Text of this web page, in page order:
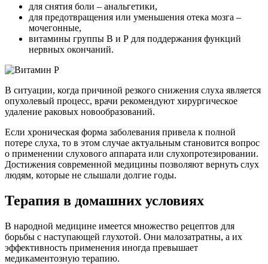
для снятия боли – анальгетики,
для предотвращения или уменьшения отека мозга –
мочегонные,
витамины группы В и Р для поддержания функций
нервных окончаний.
В ситуации, когда причиной резкого снижения слуха является
опухолевый процесс, врачи рекомендуют хирургическое
удаление раковых новообразований.
Если хроническая форма заболевания привела к полной
потере слуха, то в этом случае актуальным становится вопрос
о применении слухового аппарата или слухопротезировании.
Достижения современной медицины позволяют вернуть слух
людям, которые не слышали долгие годы.
Терапия в домашних условиях
В народной медицине имеется множество рецептов для
борьбы с наступающей глухотой. Они малозатратны, а их
эффективность применения иногда превышает
медикаментозную терапию.